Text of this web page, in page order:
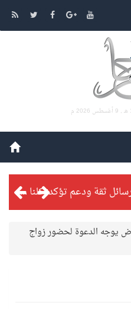
9 أغسطس 2026 م
من المعذر إلى المونديال.. رسائل ثقة ودعم تؤكد: كلنا مع الأخضر
يوجه الدعوة لحضور زواج